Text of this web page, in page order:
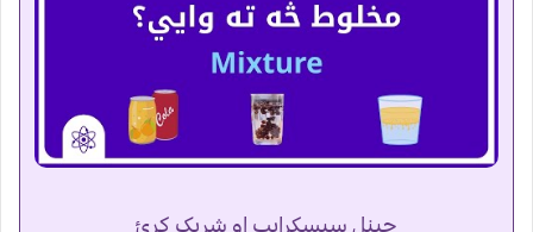
چینل سبسکرایب او شریک کړئ